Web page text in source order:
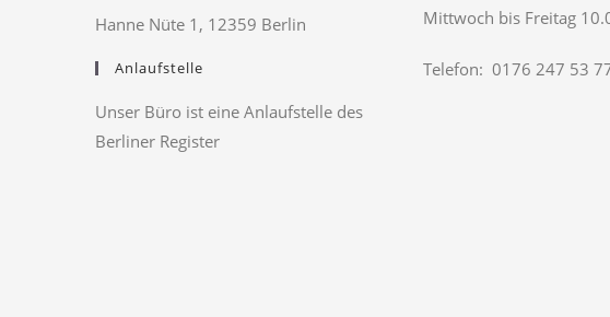
Hanne Nüte 1, 12359 Berlin
Anlaufstelle
Unser Büro ist eine Anlaufstelle des
Berliner Register
Mittwoch bis Freitag
Telefon: 0176 247 53